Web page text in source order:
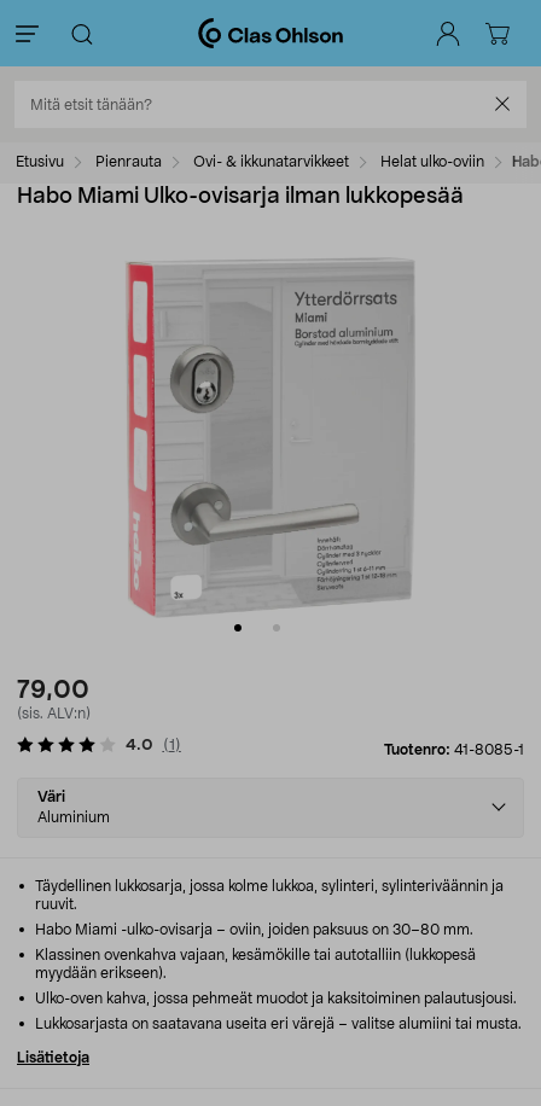
Etusivu Pienrauta Ovi- & ikkunatarvikkeet Helat ulko-oviin
Habo Miami Ulko-ovisarja ilman lukkopesää
79,00
(sis. ALV:n)
Tuotenro: 41-8085-1
4.0 (1 )
Select
variant
Väri
Aluminium
Täydellinen lukkosarja, jossa kolme lukkoa, sylinteri, sylinteriväännin ja
ruuvit.
Habo Miami -ulko-ovisarja – oviin, joiden paksuus on 30–80 mm.
Klassinen ovenkahva vajaan, kesämökille tai autotalliin (lukkopesä
myydään erikseen).
Ulko-oven kahva, jossa pehmeät muodot ja kaksitoiminen palautusjousi.
Lukkosarjasta on saatavana useita eri värejä – valitse alumiini tai musta.
Lisätietoja